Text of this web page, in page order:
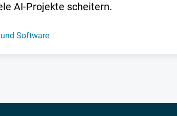
AI-Projekte scheitern.
Software